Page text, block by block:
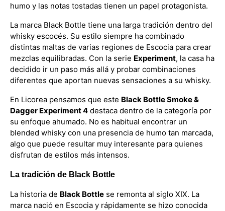
humo y las notas tostadas tienen un papel protagonista.
La marca Black Bottle tiene una larga tradición dentro del
whisky escocés. Su estilo siempre ha combinado
distintas maltas de varias regiones de Escocia para crear
mezclas equilibradas. Con la serie Experiment, la casa ha
decidido ir un paso más allá y probar combinaciones
diferentes que aportan nuevas sensaciones a su whisky.
En Licorea pensamos que este Black Bottle Smoke &
Dagger Experiment 4 destaca dentro de la categoría por
su enfoque ahumado. No es habitual encontrar un
blended whisky con una presencia de humo tan marcada,
algo que puede resultar muy interesante para quienes
disfrutan de estilos más intensos.
La tradición de Black Bottle
La historia de Black Bottle se remonta al siglo XIX. La
marca nació en Escocia y rápidamente se hizo conocida